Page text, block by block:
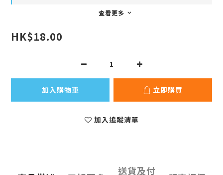
查看更多
HK$18.00
加入購物車 立即購買
加入追蹤清單
送貨及付